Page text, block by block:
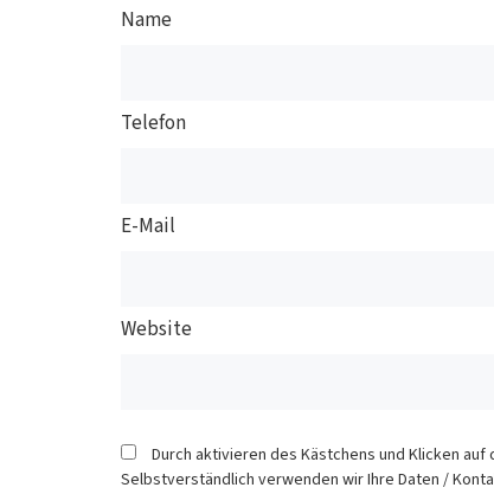
Name
Telefon
E-Mail
Website
Durch aktivieren des Kästchens und Klicken
Selbstverständlich verwenden wir Ihre Daten /